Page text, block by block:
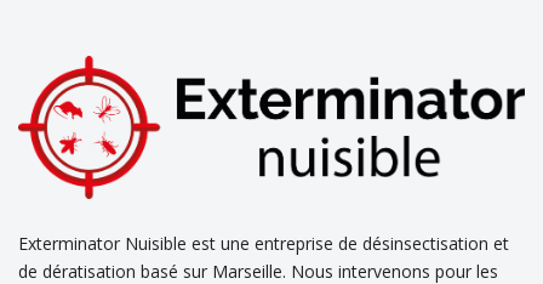
Exterminator Nuisible est une entreprise de désinsectisation et
de dératisation basé sur Marseille. Nous intervenons pour les